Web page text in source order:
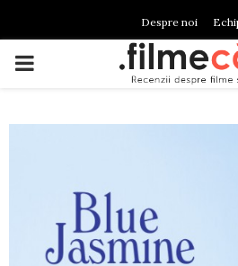
Despre noi
PRIMARY